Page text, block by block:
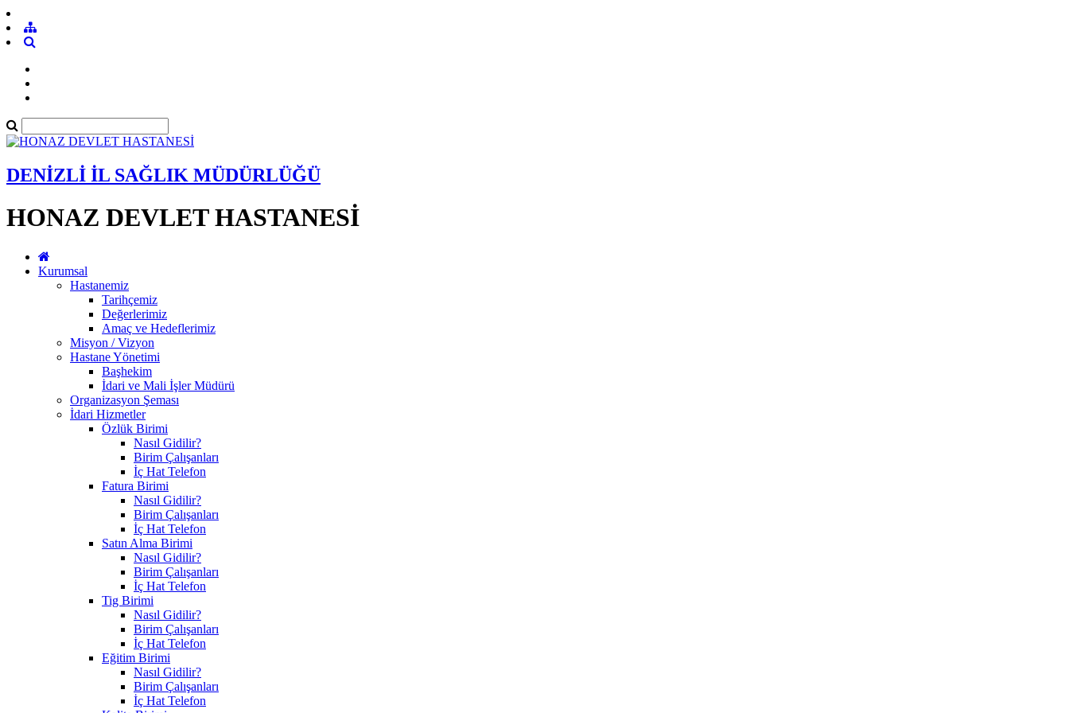
DENİZLİ İL SAĞLIK MÜDÜRLÜĞÜ
HONAZ DEVLET HASTANESİ
Kurumsal
Hastanemiz
Tarihçemiz
Değerlerimiz
Amaç ve Hedeflerimiz
Misyon / Vizyon
Hastane Yönetimi
Başhekim
İdari ve Mali İşler Müdürü
Organizasyon Şeması
İdari Hizmetler
Özlük Birimi
Nasıl Gidilir?
Birim Çalışanları
İç Hat Telefon
Fatura Birimi
Nasıl Gidilir?
Birim Çalışanları
İç Hat Telefon
Satın Alma Birimi
Nasıl Gidilir?
Birim Çalışanları
İç Hat Telefon
Tig Birimi
Nasıl Gidilir?
Birim Çalışanları
İç Hat Telefon
Eğitim Birimi
Nasıl Gidilir?
Birim Çalışanları
İç Hat Telefon